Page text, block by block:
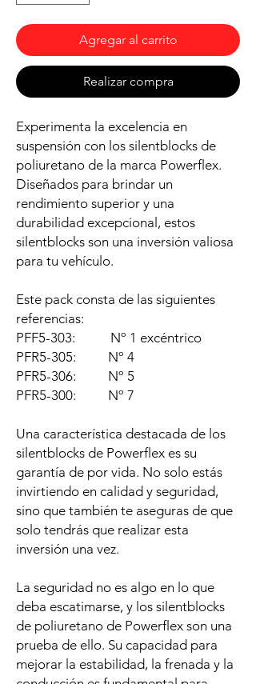
Agregar al carrito
Realizar compra
Experimenta la excelencia en
suspensión con los silentblocks de
poliuretano de la marca Powerflex.
Diseñados para brindar un
rendimiento superior y una
durabilidad excepcional, estos
silentblocks son una inversión valiosa
para tu vehículo.
Este pack consta de las siguientes
referencias:
PFF5-303: Nº 1 excéntrico
PFR5-305: Nº 4
PFR5-306: Nº 5
PFR5-300: Nº 7
Una característica destacada de los
silentblocks de Powerflex es su
garantía de por vida. No solo estás
invirtiendo en calidad y seguridad,
sino que también te aseguras de que
solo tendrás que realizar esta
inversión una vez.
La seguridad no es algo en lo que
deba escatimarse, y los silentblocks
de poliuretano de Powerflex son una
prueba de ello. Su capacidad para
mejorar la estabilidad, la frenada y la